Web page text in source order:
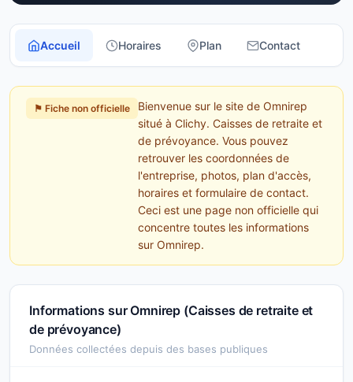
Accueil Horaires Plan Contact
⚑ Fiche non officielle
Bienvenue sur le site de Omnirep
situé à Clichy. Caisses de retraite et
de prévoyance. Vous pouvez
retrouver les coordonnées de
l'entreprise, photos, plan d'accès,
horaires et formulaire de contact.
Ceci est une page non officielle qui
concentre toutes les informations
sur Omnirep.
Informations sur Omnirep (Caisses de retraite et
de prévoyance)
Données collectées depuis des bases publiques